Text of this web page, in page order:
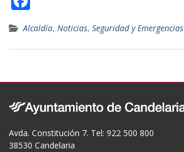
ac
e
b
o
k
Alcaldía, Noticias, Seguridad y Emergencias
Avda. Constitución 7. Tel: 922 500 800
38530 Candelaria